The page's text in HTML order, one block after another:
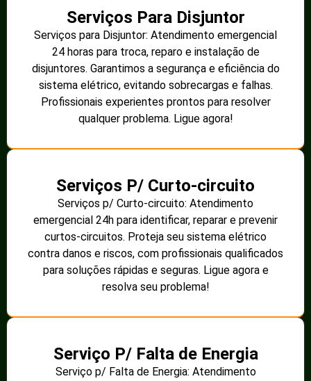
Serviços Para Disjuntor
Serviços para Disjuntor: Atendimento emergencial
24 horas para troca, reparo e instalação de
disjuntores. Garantimos a segurança e eficiência do
sistema elétrico, evitando sobrecargas e falhas.
Profissionais experientes prontos para resolver
qualquer problema. Ligue agora!
Serviços P/ Curto-circuito
Serviços p/ Curto-circuito: Atendimento
emergencial 24h para identificar, reparar e prevenir
curtos-circuitos. Proteja seu sistema elétrico
contra danos e riscos, com profissionais qualificados
para soluções rápidas e seguras. Ligue agora e
resolva seu problema!
Serviço P/ Falta de Energia
Serviço p/ Falta de Energia: Atendimento